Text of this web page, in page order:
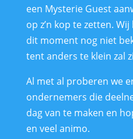
een Mysterie Guest
op z’n kop te zetten.
dit moment nog niet
tent anders te klein zal
Al met al proberen we
ondernemers die
dag van te maken en
en veel animo.